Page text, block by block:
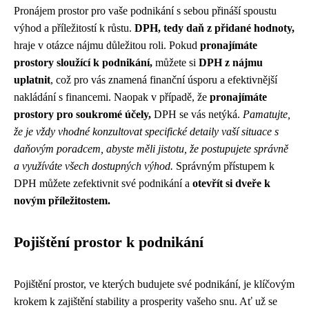
Pronájem prostor pro vaše podnikání s sebou přináší spoustu
výhod a příležitostí k růstu. DPH, tedy daň z přidané hodnoty,
hraje v otázce nájmu důležitou roli. Pokud pronajímáte
prostory sloužící k podnikání, můžete si DPH z nájmu
uplatnit, což pro vás znamená finanční úsporu a efektivnější
nakládání s financemi. Naopak v případě, že pronajímáte
prostory pro soukromé účely, DPH se vás netýká. Pamatujte,
že je vždy vhodné konzultovat specifické detaily vaší situace s
daňovým poradcem, abyste měli jistotu, že postupujete správně
a využíváte všech dostupných výhod. Správným přístupem k
DPH můžete zefektivnit své podnikání a otevřít si dveře k
novým příležitostem.
Pojištění prostor k podnikání
Pojištění prostor, ve kterých budujete své podnikání, je klíčovým
krokem k zajištění stability a prosperity vašeho snu. Ať už se